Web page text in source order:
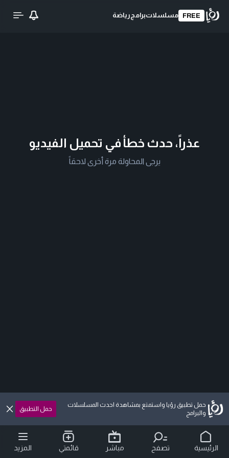
FREE مسلسلاتبرامج رياضة
عذراً، حدث خطأ في تحميل الفيديو
يرجى المحاولة مرة أخرى لاحقاً
حمل تطبيق رؤيا واستمتع بمشاهدة احدث المسلسلات
والبرامج
حمل التطبيق
الرئيسية تصفح مباشر قائمتي المزيد